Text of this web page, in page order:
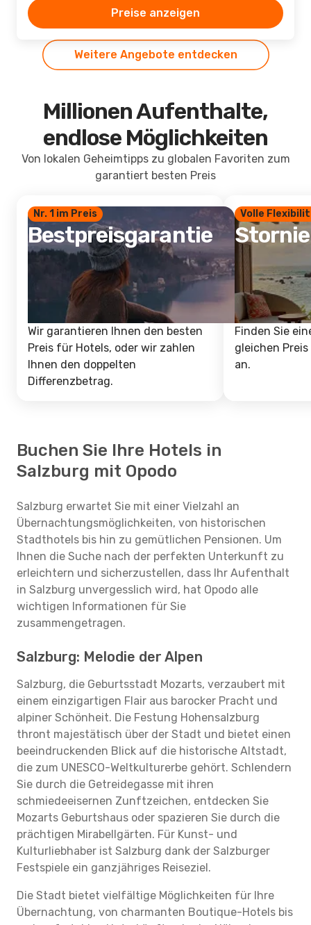
Preise anzeigen
Weitere Angebote entdecken
Millionen Aufenthalte,
endlose Möglichkeiten
Von lokalen Geheimtipps zu globalen Favoriten zum
garantiert besten Preis
Nr. 1 im Preis
Bestpreisgarantie
Wir garantieren Ihnen den besten
Preis für Hotels, oder wir zahlen
Ihnen den doppelten
Differenzbetrag.
Volle
Finden Sie
gleichen
an.
Buchen Sie Ihre Hotels in
Salzburg mit Opodo
Salzburg erwartet Sie mit einer Vielzahl an
Übernachtungsmöglichkeiten, von historischen
Stadthotels bis hin zu gemütlichen Pensionen. Um
Ihnen die Suche nach der perfekten Unterkunft zu
erleichtern und sicherzustellen, dass Ihr Aufenthalt
in Salzburg unvergesslich wird, hat Opodo alle
wichtigen Informationen für Sie
zusammengetragen.
Salzburg: Melodie der Alpen
Salzburg, die Geburtsstadt Mozarts, verzaubert mit
einem einzigartigen Flair aus barocker Pracht und
alpiner Schönheit. Die Festung Hohensalzburg
thront majestätisch über der Stadt und bietet einen
beeindruckenden Blick auf die historische Altstadt,
die zum UNESCO-Weltkulturerbe gehört. Schlendern
Sie durch die Getreidegasse mit ihren
schmiedeeisernen Zunftzeichen, entdecken Sie
Mozarts Geburtshaus oder spazieren Sie durch die
prächtigen Mirabellgärten. Für Kunst- und
Kulturliebhaber ist Salzburg dank der Salzburger
Festspiele ein ganzjähriges Reiseziel.
Die Stadt bietet vielfältige Möglichkeiten für Ihre
Übernachtung, von charmanten Boutique-Hotels bis